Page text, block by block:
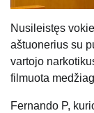
Nusileistęs
aštuonerius su
vartojo
filmuota
Fernando P,